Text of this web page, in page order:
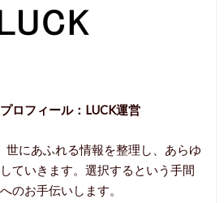
ロフィール： LUCK運営
世にあふれる情報を整理し、あらゆ
ていきます。選択するという手間
のお手伝いします。